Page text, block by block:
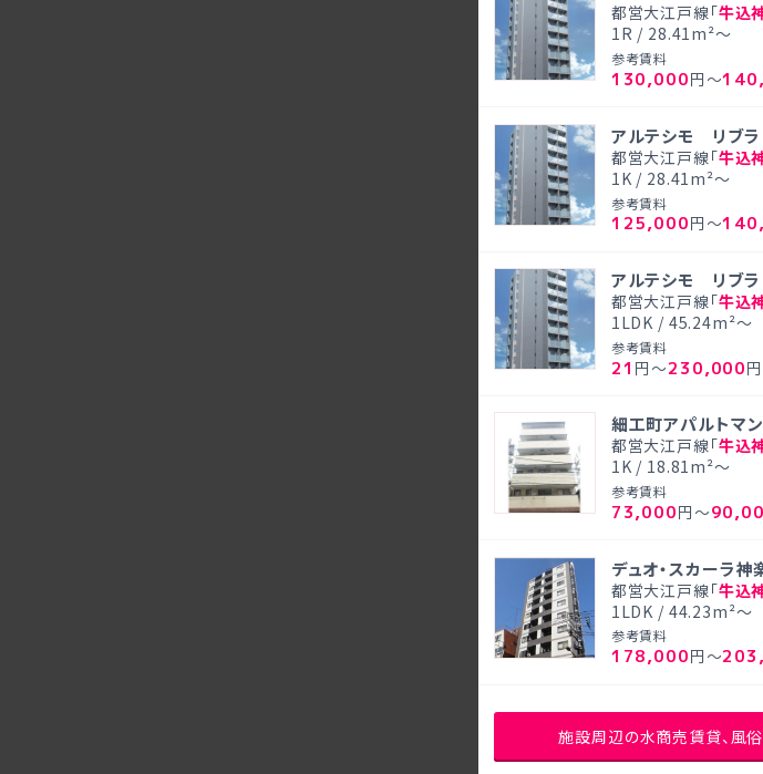
都営大江戸線「牛込
1R / 28.41m²～
参考賃料
130,000円～
アルテシモ リブラ
都営大江戸線「牛込
1K / 28.41m²～
参考賃料
125,000円～
アルテシモ リブラ
都営大江戸線「牛込
1LDK / 45.24m²～
参考賃料
21 円～230,000円
細工町アパルトマン
都営大江戸線「牛込
1K / 18.81m²～
参考賃料
73,000円～
デュオ・スカーラ神
都営大江戸線「牛込
1LDK / 44.23m²～
参考賃料
178,000円～
施設周辺の水商売賃貸、風